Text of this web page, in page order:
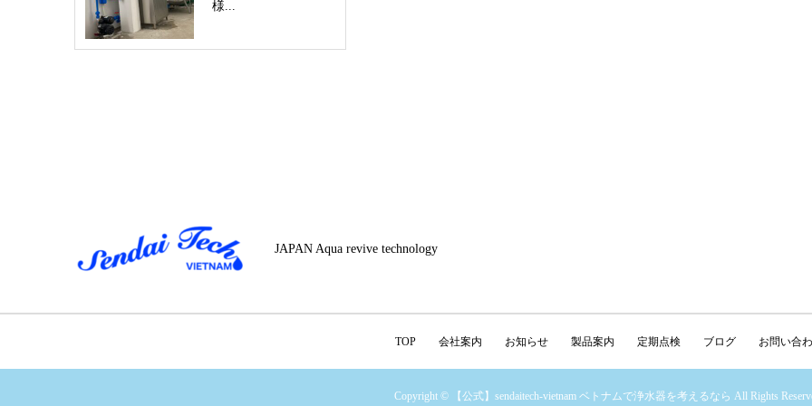
様...
JAPAN Aqua revive technology
TOP 会社案内 お知らせ 製品案内 定期点検 ブログ お問い合
Copyright © 【公式】sendaitech-vietnam ベトナムで浄水器を考えるなら All Rights